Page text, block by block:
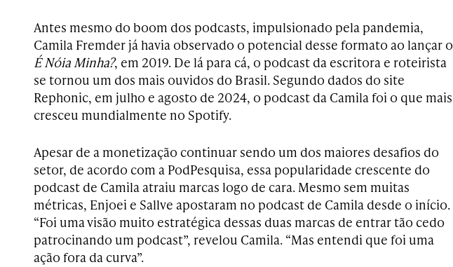
Antes mesmo do boom dos podcasts, impulsionado pela pandemia,
Camila Fremder já havia observado o potencial desse formato ao lançar o
É Nóia Minha?, em 2019. De lá para cá, o podcast da escritora e roteirista
se tornou um dos mais ouvidos do Brasil. Segundo dados do site
Rephonic, em julho e agosto de 2024, o podcast da Camila foi o que mais
cresceu mundialmente no Spotify.
Apesar de a monetização continuar sendo um dos maiores desafios do
setor, de acordo com a PodPesquisa, essa popularidade crescente do
podcast de Camila atraiu marcas logo de cara. Mesmo sem muitas
métricas, Enjoei e Sallve apostaram no podcast de Camila desde o início.
“Foi uma visão muito estratégica dessas duas marcas de entrar tão cedo
patrocinando um podcast”, revelou Camila. “Mas entendi que foi uma
ação fora da curva”.